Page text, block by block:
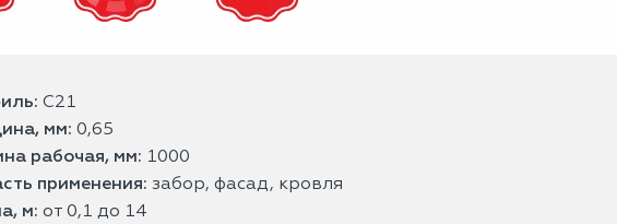
С21
мм: 0,65
рабочая, мм: 1000
применения: забор, фасад, кровля
м: от 0,1 до 14